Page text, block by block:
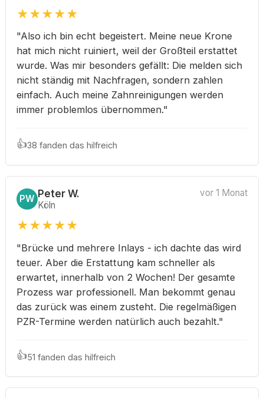
★★★★★
"Also ich bin echt begeistert. Meine neue Krone
hat mich nicht ruiniert, weil der Großteil erstattet
wurde. Was mir besonders gefällt: Die melden sich
nicht ständig mit Nachfragen, sondern zahlen
einfach. Auch meine Zahnreinigungen werden
immer problemlos übernommen."
👍38 fanden das hilfreich
PW Peter W.
Köln
vor 1 Monat
★★★★★
"Brücke und mehrere Inlays - ich dachte das wird
teuer. Aber die Erstattung kam schneller als
erwartet, innerhalb von 2 Wochen! Der gesamte
Prozess war professionell. Man bekommt genau
das zurück was einem zusteht. Die regelmäßigen
PZR-Termine werden natürlich auch bezahlt."
👍51 fanden das hilfreich